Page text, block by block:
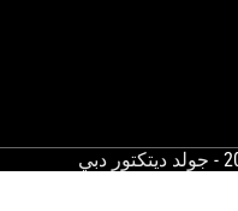
جولد ديتكتور دبي